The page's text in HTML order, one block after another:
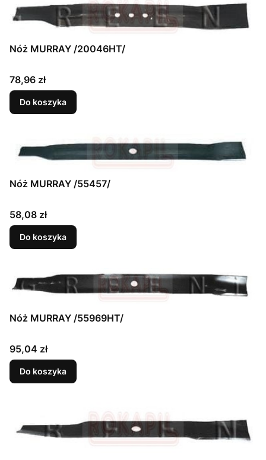
Nóż MURRAY /20046HT/
Cena
78,96 zł
Do koszyka
Nóż MURRAY /55457/
Cena
58,08 zł
Do koszyka
Nóż MURRAY /55969HT/
Cena
95,04 zł
Do koszyka